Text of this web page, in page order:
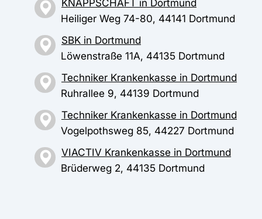
KNAPPSCHAFT in Dortmund
Heiliger Weg 74-80, 44141 Dortmund
SBK in Dortmund
Löwenstraße 11A, 44135 Dortmund
Techniker Krankenkasse in Dortmund
Ruhrallee 9, 44139 Dortmund
Techniker Krankenkasse in Dortmund
Vogelpothsweg 85, 44227 Dortmund
VIACTIV Krankenkasse in Dortmund
Brüderweg 2, 44135 Dortmund